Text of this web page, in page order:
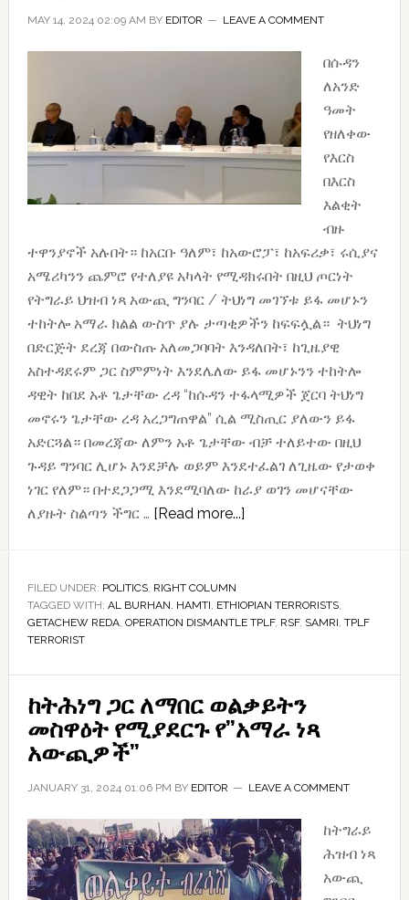
MAY 14, 2024 02:09 AM BY EDITOR LEAVE A COMMENT
በሱዳን
ለአንድ
ዓመት
የዘለቀው
የእርስ
በእርስ
እልቂት
ብዙ
ተዋንያኖች አሉበት። ከአርቡ ዓለም፣ ከአውሮፓ፣ ከአፍሪቃ፣ ሩሲያና
አሜሪካንን ጨምሮ የተለያዩ አካላት የሚዳክሩበት በዚህ ጦርነት
የትግራይ ህዝብ ነጻ አውጪ ግንባር / ትህነግ መገኘቱ ይፋ መሆኑን
ተከትሎ አማራ ክልል ውስጥ ያሉ ታጣቂዎችን ከፍፍሏል። ትህነግ
በድርጅት ደረጃ በውስጡ አለመጋባባት እንዳለበት፣ ከጊዜያዊ
አስተዳደሩም ጋር ስምምነት እንደሌለው ይፋ መሆኑንን ተከትሎ
ዳዊት ከበደ አቶ ጌታቸው ረዳ “ከሱዳን ተፋላሚዎች ጀርባ ትህነግ
መኖሩን ጌታቸው ረዳ አረጋግጠዋል” ሲል ሚስጢር ያለውን ይፋ
አድርጓል። በመረጃው ለምን አቶ ጌታቸው ብቻ ተለይተው በዚህ
ጉዳይ ግንባር ሊሆኑ እንደቻሉ ወይም እንደተፈልገ ለጊዜው የታወቀ
ነገር የለም። በተደጋጋሚ እንደሚባለው ከራያ ወገን መሆናቸው
ለያዙት ስልጣን ችግር … [Read more...]about
ትህነግ
መኖሩን
ረዳ
አረጋግጠዋል”፤
የሚለው
ፖለቲካን
ቀየረ
FILED UNDER: POLITICS, RIGHT COLUMN
TAGGED WITH: AL BURHAN. HAMTI, ETHIOPIAN TERRORISTS,
GETACHEW REDA, OPERATION DISMANTLE TPLF, RSF, SAMRI, TPLF
TERRORIST
ከትሕነግ ጋር ለማበር ወልቃይትን
መስዋዕት የሚያደርጉ የ”አማራ ነጻ
አውጪዎች”
JANUARY 31, 2024 01:06 PM BY EDITOR LEAVE A COMMENT
ከትግራይ
ሕዝብ ነጻ
አውጪ